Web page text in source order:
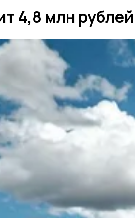
4,8 млн